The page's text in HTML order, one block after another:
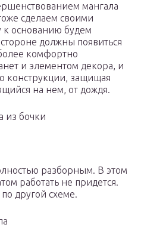
мангала
сделаем своими
основанию будем
должны появиться
комфортно
и элементом декора, и
конструкции, защищая
на нем, от дождя.
из бочки
разборным. В этом
работать не придется.
другой схеме.